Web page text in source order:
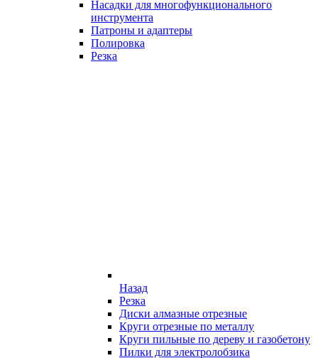
Насадки для многофункционального
инструмента
Патроны и адаптеры
Полировка
Резка
Назад
Резка
Диски алмазные отрезные
Круги отрезные по металлу
Круги пильные по дереву и газобетону
Пилки для электролобзика